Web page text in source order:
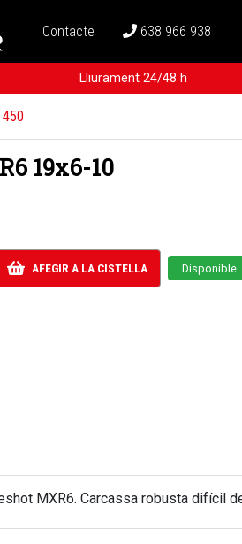
Contacte 638 966 938
Lliurament 24/48 h
19x6-10
AFEGIR A LA CISTELLA Disponible
MXR6. Carcassa robusta difícil